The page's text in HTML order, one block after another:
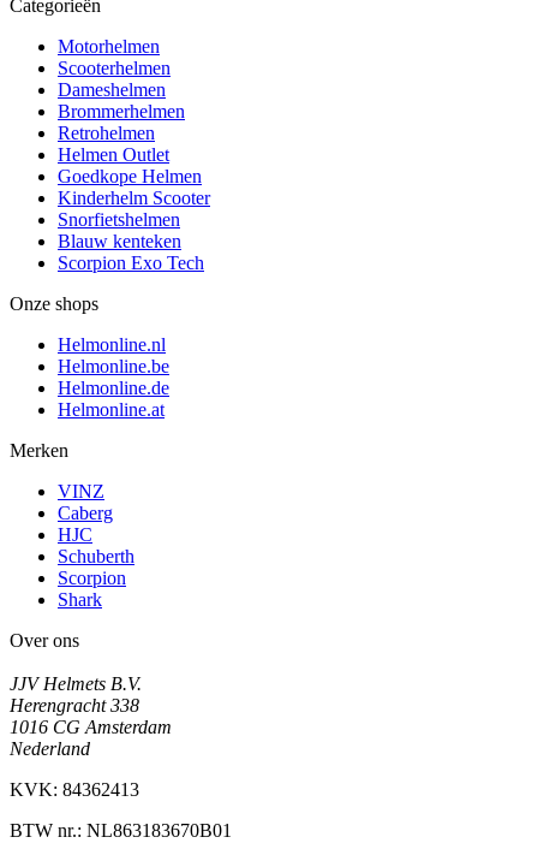
Categorieën
Motorhelmen
Scooterhelmen
Dameshelmen
Brommerhelmen
Retrohelmen
Helmen Outlet
Goedkope Helmen
Kinderhelm Scooter
Snorfietshelmen
Blauw kenteken
Scorpion Exo Tech
Onze shops
Helmonline.nl
Helmonline.be
Helmonline.de
Helmonline.at
Merken
VINZ
Caberg
HJC
Schuberth
Scorpion
Shark
Over ons
JJV Helmets B.V.
Herengracht 338
1016 CG Amsterdam
Nederland
KVK: 84362413
BTW nr.: NL863183670B01